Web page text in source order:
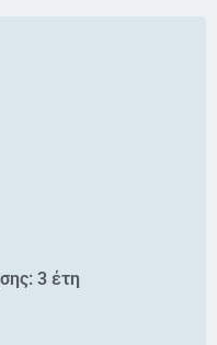
3 έτη